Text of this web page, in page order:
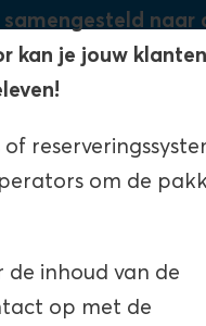
naar
kan je jouw
om de
de inhoud van de
op met de